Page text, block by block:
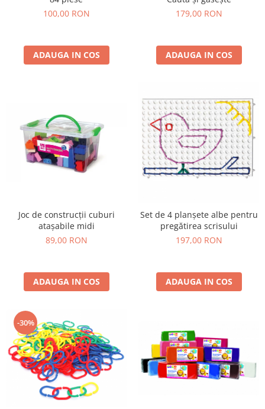
100,00 RON
ADAUGA IN COS
179,00 RON
ADAUGA IN COS
Joc de construcții cuburi
atașabile midi
89,00 RON
ADAUGA IN COS
Set de 4 planșete albe pentru
pregătirea scrisului
197,00 RON
ADAUGA IN COS
-30%